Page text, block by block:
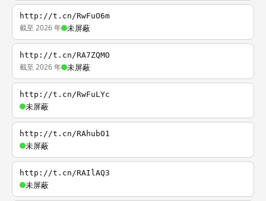
http://t.cn/RwFuO6m
截至 2026 年 未屏蔽
http://t.cn/RA7ZQMO
截至 2026 年 未屏蔽
http://t.cn/RwFuLYc
未屏蔽
http://t.cn/RAhubO1
未屏蔽
http://t.cn/RAIlAQ3
未屏蔽